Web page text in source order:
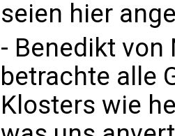
seien hier
- Benedikt von
betrachte alle
Klosters wie